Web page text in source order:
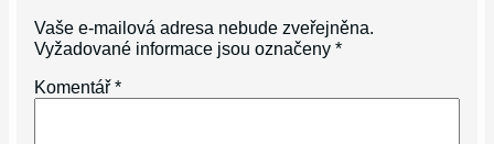
Vaše e-mailová adresa nebude zveřejněna.
Vyžadované informace jsou označeny*
Komentář*